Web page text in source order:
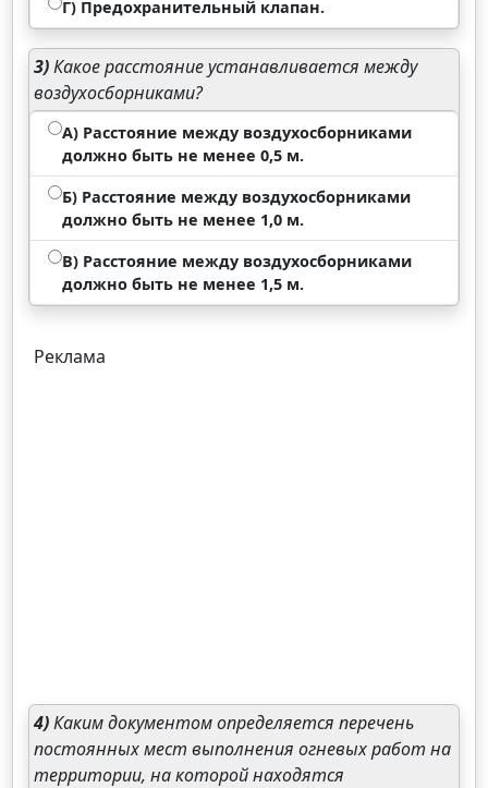
Г) Предохранительный клапан.
3)Какое расстояние устанавливается между
воздухосборниками?
А) Расстояние между воздухосборниками
должно быть не менее 0,5 м.
Б) Расстояние между воздухосборниками
должно быть не менее 1,0 м.
В) Расстояние между воздухосборниками
должно быть не менее 1,5 м.
Реклама
4)Каким документом определяется перечень
постоянных мест выполнения огневых работ на
территории, на которой находятся